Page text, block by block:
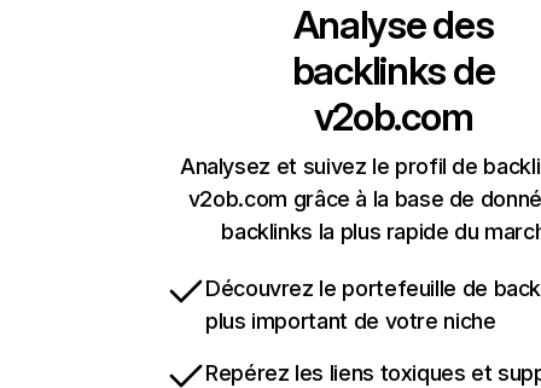
Analyse des
backlinks de
v2ob.com
Analysez et suivez le profil de
v2ob.com grâce à la base de
backlinks la plus rapide du
Découvrez le portefeuille de
plus important de votre niche
Repérez les liens toxiques et